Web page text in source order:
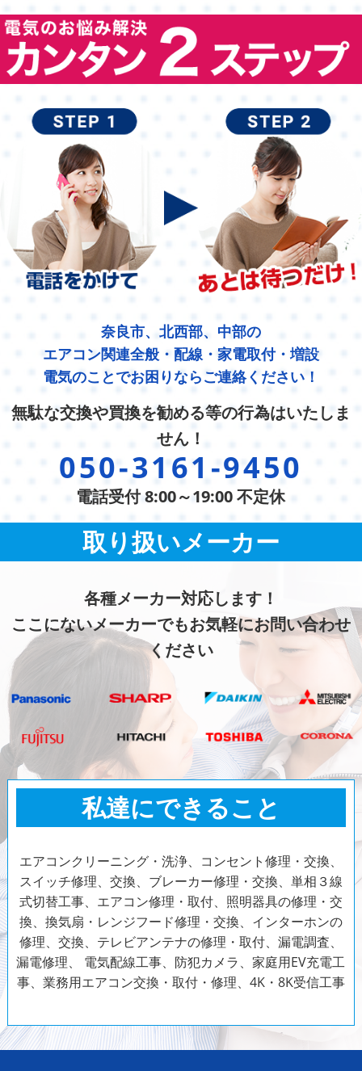
奈良市、北西部、中部の
エアコン関連全般・配線・家電取付・増設
電気のことでお困りならご連絡ください！
無駄な交換や買換を勧める等の行為はいたしま
せん！
050-3161-9450
電話受付 8:00～19:00 不定休
取り扱いメーカー
各種メーカー対応します！
ここにないメーカーでもお気軽にお問い合わせ
ください
私達にできること
エアコンクリーニング・洗浄、コンセント修理・交換、
スイッチ修理、交換、ブレーカー修理・交換、単相３線
式切替工事、エアコン修理・取付、照明器具の修理・交
換、換気扇・レンジフード修理・交換、インターホンの
修理、交換、テレビアンテナの修理・取付、漏電調査、
漏電修理、 電気配線工事、防犯カメラ、家庭用EV充電工
事、業務用エアコン交換・取付・修理、4K・8K受信工事